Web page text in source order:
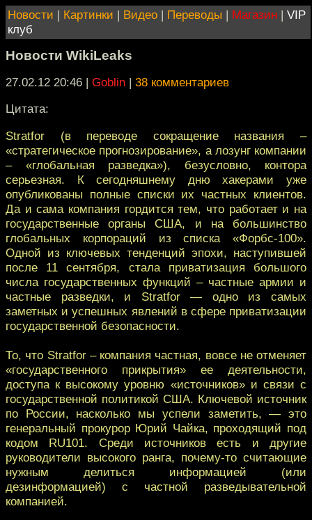
Новости | Картинки | Видео | Переводы | Магазин | VIP
клуб
Новости WikiLeaks
27.02.12 20:46 | Goblin | 38 комментариев
Цитата:
Stratfor (в переводе сокращение названия –
«стратегическое прогнозирование», а лозунг компании
– «глобальная разведка»), безусловно, контора
серьезная. К сегодняшнему дню хакерами уже
опубликованы полные списки их частных клиентов.
Да и сама компания гордится тем, что работает и на
государственные органы США, и на большинство
глобальных корпораций из списка «Форбс-100».
Одной из ключевых тенденций эпохи, наступившей
после 11 сентября, стала приватизация большого
числа государственных функций – частные армии и
частные разведки, и Stratfor — одно из самых
заметных и успешных явлений в сфере приватизации
государственной безопасности.
То, что Stratfor – компания частная, вовсе не отменяет
«государственного прикрытия» ее деятельности,
доступа к высокому уровню «источников» и связи с
государственной политикой США. Ключевой источник
по России, насколько мы успели заметить, — это
генеральный прокурор Юрий Чайка, проходящий под
кодом RU101. Среди источников есть и другие
руководители высокого ранга, почему-то считающие
нужным делиться информацией (или
дезинформацией) с частной разведывательной
компанией.